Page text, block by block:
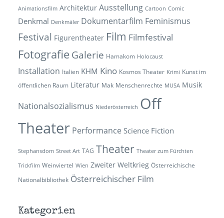
Animationsfilm Architektur Ausstellung Cartoon Comic
Denkmal Denkmäler Dokumentarfilm Feminismus
Festival Figurentheater Film Filmfestival
Fotografie Galerie Hamakom Holocaust
Installation Italien KHM Kino Kosmos Theater Krimi Kunst im
öffentlichen Raum Literatur Mak Menschenrechte MUSA Musik
Nationalsozialismus Niederösterreich Off
Theater Performance Science Fiction
Stephansdom Street Art TAG Theater Theater zum Fürchten
Trickfilm Weinviertel Wien Zweiter Weltkrieg Österreichische
Nationalbibliothek Österreichischer Film
Kategorien